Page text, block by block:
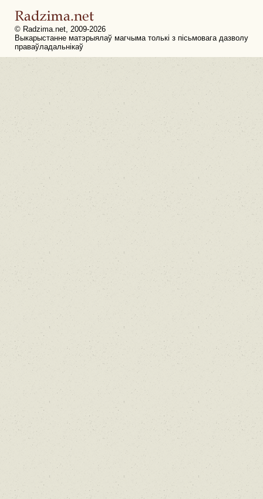
© Radzima.net, 2009-2026
Выкарыстанне матэрыялаў магчыма толькі з пісьмовага дазволу
праваўладальнікаў